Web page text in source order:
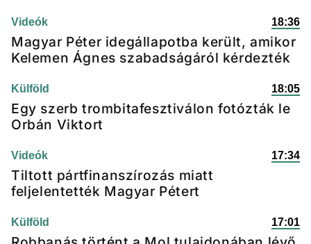
Videók 18:36
Magyar Péter idegállapotba került, amikor
Kelemen Ágnes szabadságáról kérdezték
Külföld 18:05
Egy szerb trombitafesztiválon fotózták le
Orbán Viktort
Videók 17:34
Tiltott pártfinanszírozás miatt
feljelentették Magyar Pétert
Külföld 17:01